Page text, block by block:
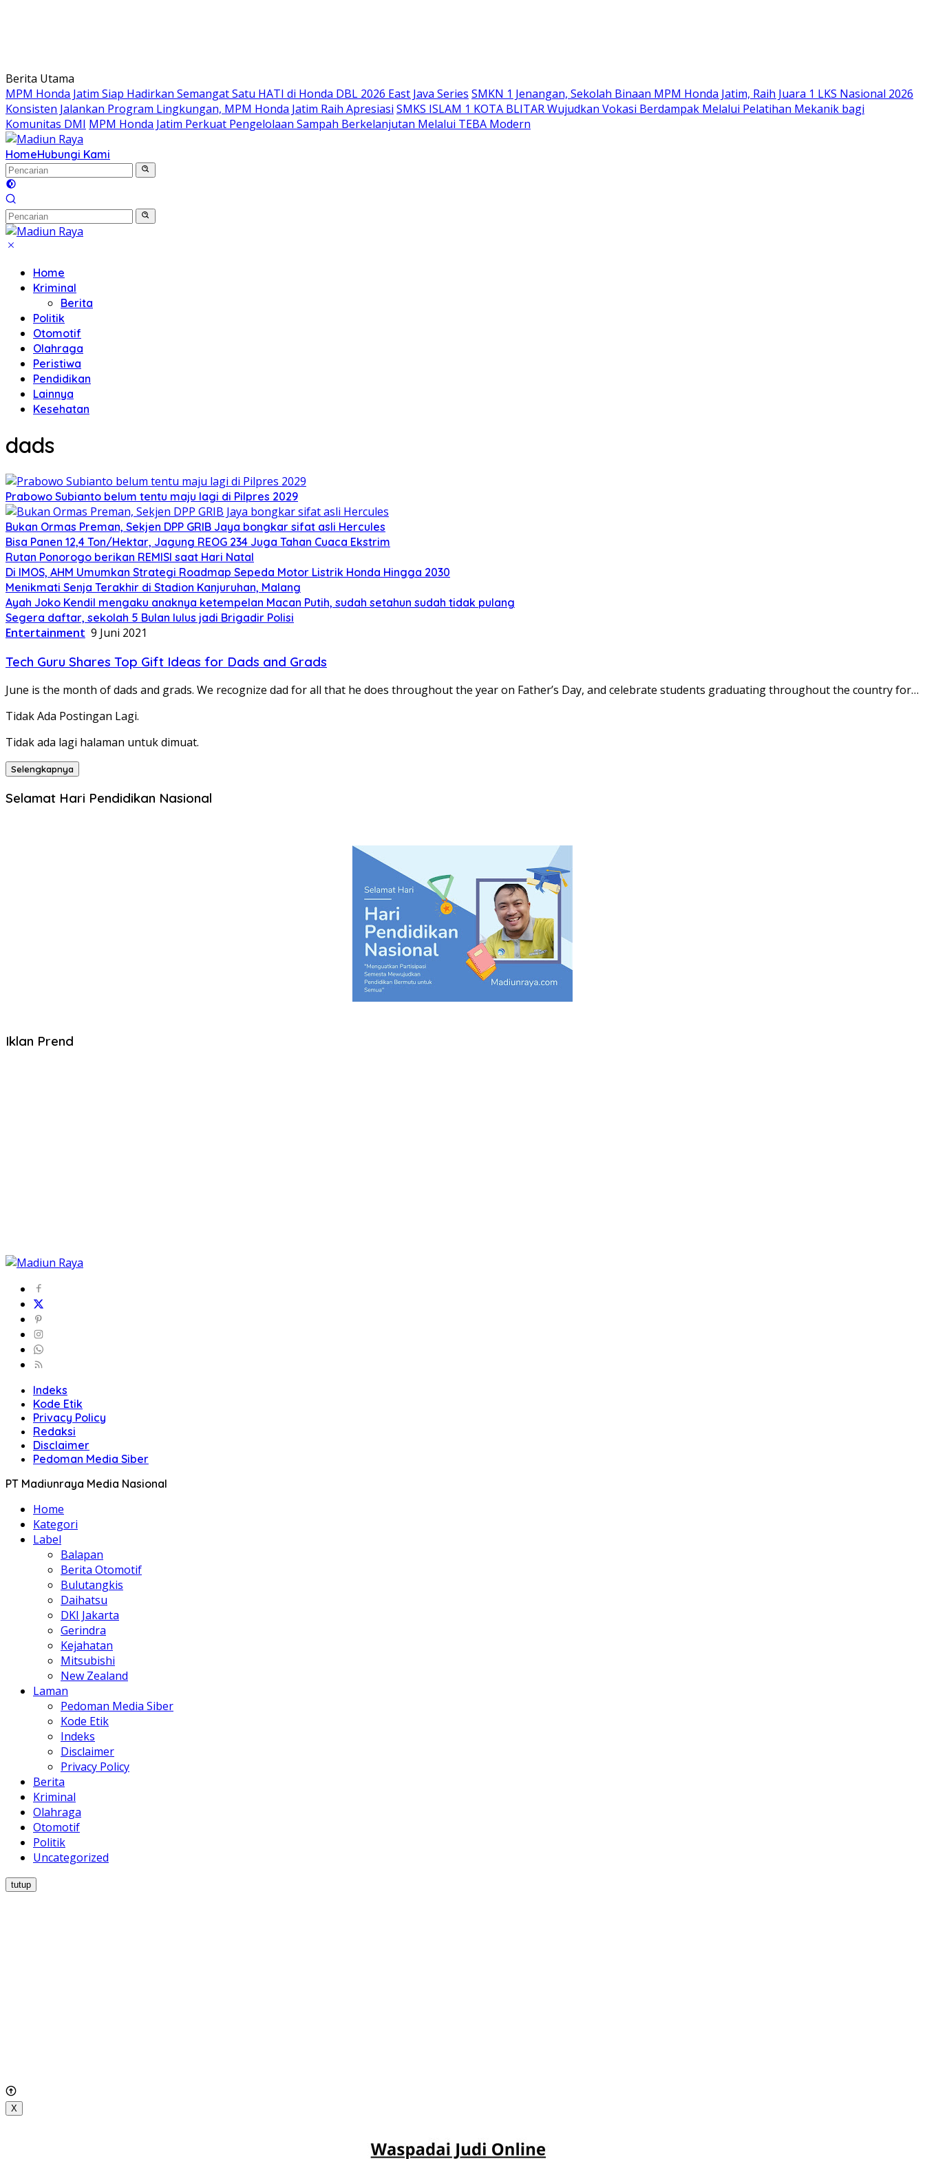
Berita Utama
MPM Honda Jatim Siap Hadirkan Semangat Satu HATI di Honda DBL 2026 East Java Series SMKN 1 Jenangan, Sekolah Binaan MPM Honda Jatim, Raih Juara 1 LKS Nasional 2026
Konsisten Jalankan Program Lingkungan, MPM Honda Jatim Raih Apresiasi SMKS ISLAM 1 KOTA BLITAR Wujudkan Vokasi Berdampak Melalui Pelatihan Mekanik bagi
Komunitas DMI MPM Honda Jatim Perkuat Pengelolaan Sampah Berkelanjutan Melalui TEBA Modern
HomeHubungi Kami
Home
Kriminal
Berita
Politik
Otomotif
Olahraga
Peristiwa
Pendidikan
Lainnya
Kesehatan
dads
Prabowo Subianto belum tentu maju lagi di Pilpres 2029
Bukan Ormas Preman, Sekjen DPP GRIB Jaya bongkar sifat asli Hercules
Bisa Panen 12,4 Ton/Hektar, Jagung REOG 234 Juga Tahan Cuaca Ekstrim
Rutan Ponorogo berikan REMISI saat Hari Natal
Di IMOS, AHM Umumkan Strategi Roadmap Sepeda Motor Listrik Honda Hingga 2030
Menikmati Senja Terakhir di Stadion Kanjuruhan, Malang
Ayah Joko Kendil mengaku anaknya ketempelan Macan Putih, sudah setahun sudah tidak pulang
Segera daftar, sekolah 5 Bulan lulus jadi Brigadir Polisi
Entertainment 9 Juni 2021
Tech Guru Shares Top Gift Ideas for Dads and Grads
June is the month of dads and grads. We recognize dad for all that he does throughout the year on Father’s Day, and celebrate students graduating throughout the country for…
Tidak Ada Postingan Lagi.
Tidak ada lagi halaman untuk dimuat.
Selengkapnya
Selamat Hari Pendidikan Nasional
Iklan Prend
Indeks
Kode Etik
Privacy Policy
Redaksi
Disclaimer
Pedoman Media Siber
PT Madiunraya Media Nasional
Home
Kategori
Label
Balapan
Berita Otomotif
Bulutangkis
Daihatsu
DKI Jakarta
Gerindra
Kejahatan
Mitsubishi
New Zealand
Laman
Pedoman Media Siber
Kode Etik
Indeks
Disclaimer
Privacy Policy
Berita
Kriminal
Olahraga
Otomotif
Politik
Uncategorized
tutup
X